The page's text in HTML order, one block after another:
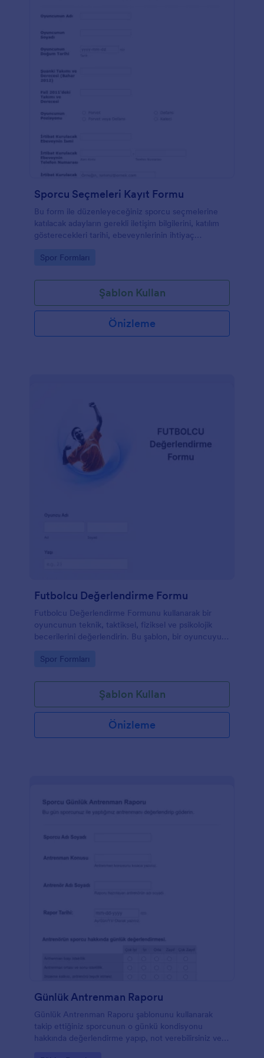
Sporcu Seçmeleri Kayıt Formu
Bu form ile düzenleyeceğiniz sporcu seçmelerine
katılacak adayların gerekli iletişim bilgilerini, katılım
gösterecekleri tarihi, ebeveynlerinin ihtiyaç
geçmişte bulundukları takımları ve düzeylerinide
Go to Category:
Spor Formları
Şablon Kullan
Önizleme
Futbolcu Değerlendirme Formu
Futbolcu Değerlendirme Formunu kullanarak bir
oyuncunun teknik, taktiksel, fiziksel ve psikolojik
becerilerini değerlendirin. Bu şablon, bir oyuncuyu
içerir.
Go to Category:
Spor Formları
Şablon Kullan
Önizleme
Günlük Antrenman Raporu
Günlük Antrenman Raporu şablonunu kullanarak
takip ettiğiniz sporcunun o günkü kondisyonu
hakkında değerlendirme yapıp, not verebilirsiniz ve